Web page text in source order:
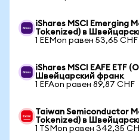
iShares MSCI Emerging
Tokenized) в
1 EEMon равен 53,65 CHF
iShares MSCI EAFE ETF
Швейцарский франк
1 EFAon равен 89,87 CHF
Taiwan Semiconductor
Tokenized) в
1 TSMon равен 342,35